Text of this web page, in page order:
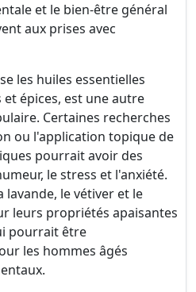
et le bien-être général
aux prises avec
les huiles essentielles
épices, est une autre
Certaines recherches
ou l'application topique de
pourrait avoir des
le stress et l'anxiété.
lavande, le vétiver et le
leurs propriétés apaisantes
pourrait être
les hommes âgés